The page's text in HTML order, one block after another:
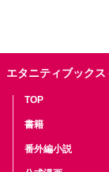
エタニティブックス
TOP
書籍
番外編小説